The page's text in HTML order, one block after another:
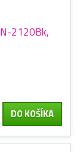
2120Bk,
DO KOŠÍKA